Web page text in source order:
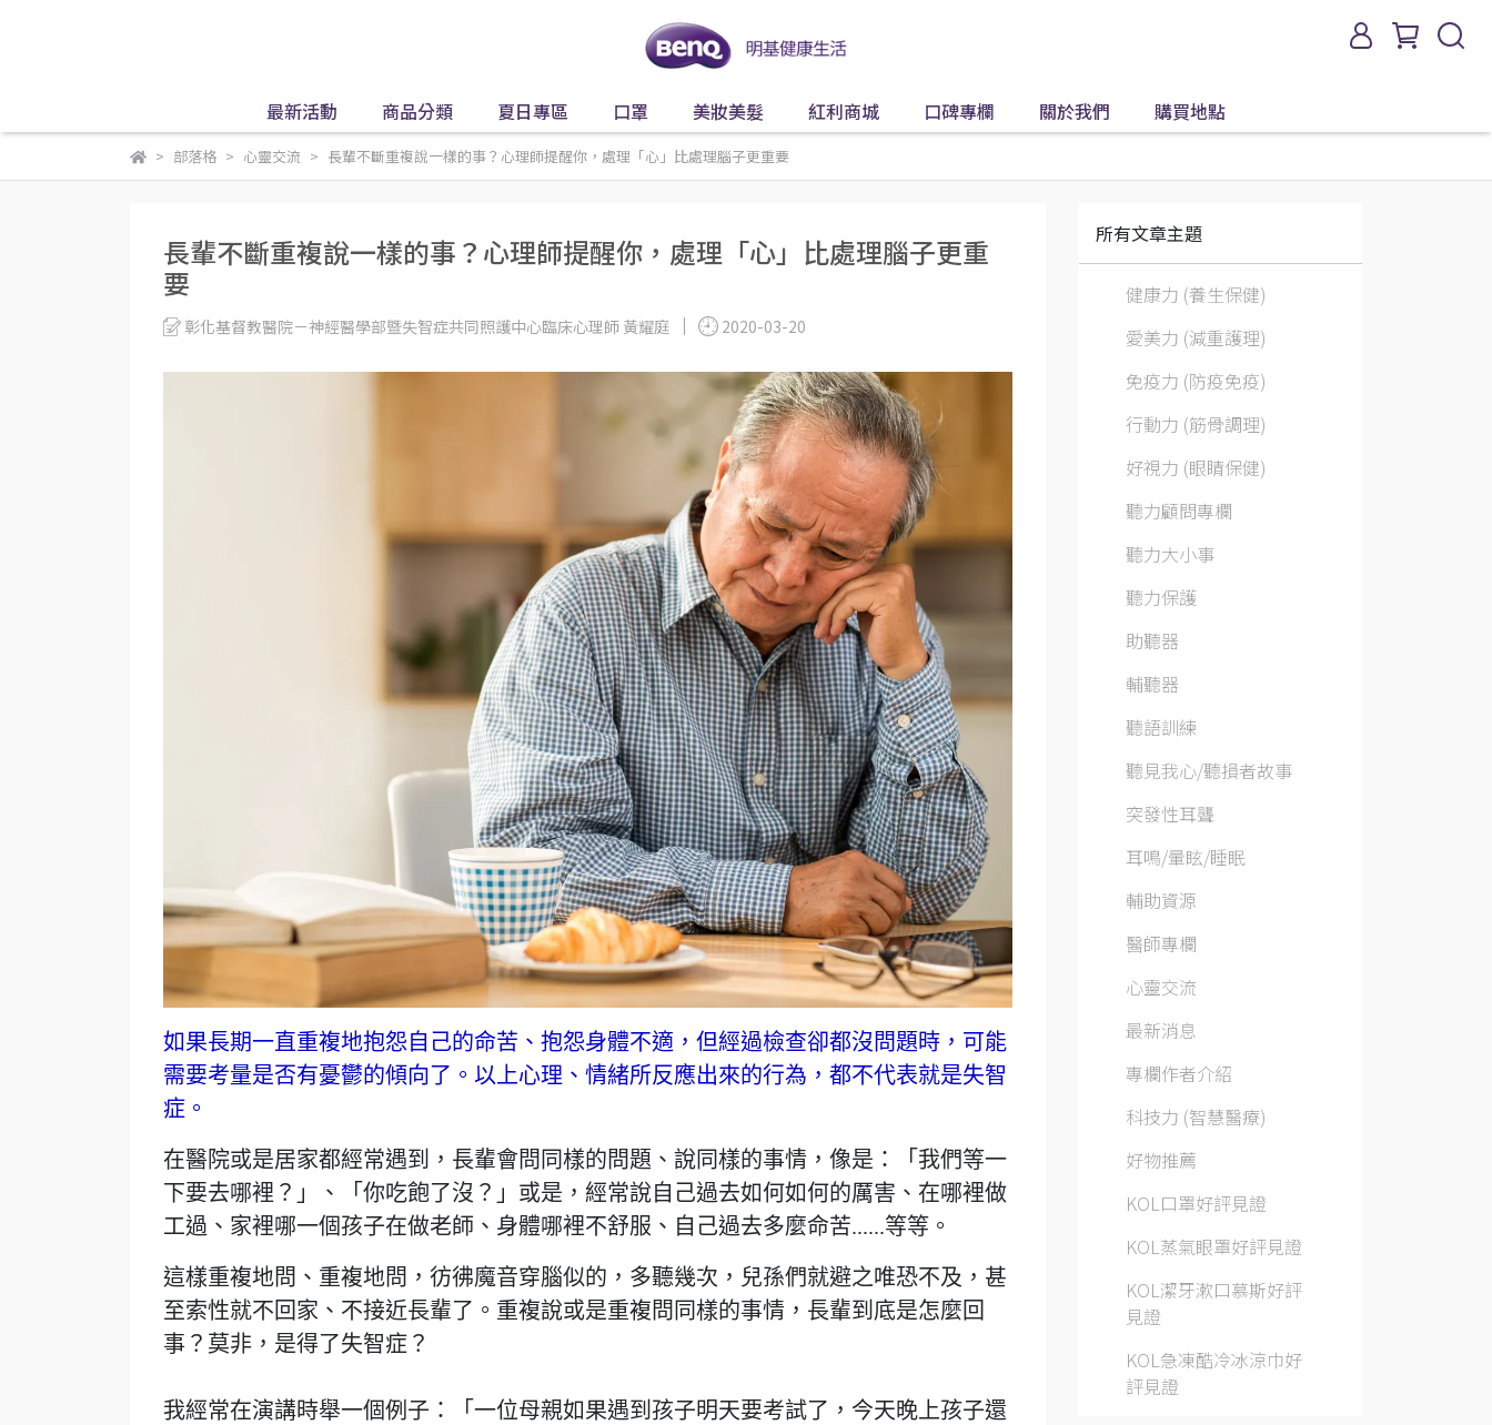
最新活動 商品分類 夏日專區 口罩 美妝美髮 紅利商城 口碑專欄 關於我們 購買地點
部落格 心靈交流 長輩不斷重複說一樣的事？心理師提醒你，處理「心」比處理腦子更重要
長輩不斷重複說一樣的事？心理師提醒你，處理「心」比處理腦子更重
要
彰化基督教醫院－神經醫學部暨失智症共同照護中心臨床心理師 黃耀庭 2020-03-20
如果長期一直重複地抱怨自己的命苦、抱怨身體不適，但經過檢查卻都沒問題時，可能
需要考量是否有憂鬱的傾向了。以上心理、情緒所反應出來的行為，都不代表就是失智
症。
在醫院或是居家都經常遇到，長輩會問同樣的問題、說同樣的事情，像是：「我們等一
下要去哪裡？」、「你吃飽了沒？」或是，經常說自己過去如何如何的厲害、在哪裡做
工過、家裡哪一個孩子在做老師、身體哪裡不舒服、自己過去多麼命苦......等等。
這樣重複地問、重複地問，彷彿魔音穿腦似的，多聽幾次，兒孫們就避之唯恐不及，甚
至索性就不回家、不接近長輩了。重複說或是重複問同樣的事情，長輩到底是怎麼回
事？莫非，是得了失智症？
我經常在演講時舉一個例子：「一位母親如果遇到孩子明天要考試了，今天晚上孩子還
所有文章主題
健康力 (養生保健)
愛美力 (減重護理)
免疫力 (防疫免疫)
行動力 (筋骨調理)
好視力 (眼睛保健)
聽力顧問專欄
聽力大小事
聽力保護
助聽器
輔聽器
聽語訓練
聽見我心/聽損者故事
突發性耳聾
耳鳴/暈眩/睡眠
輔助資源
醫師專欄
心靈交流
最新消息
專欄作者介紹
科技力 (智慧醫療)
好物推薦
KOL口罩好評見證
KOL蒸氣眼罩好評見證
KOL潔牙漱口慕斯好評
見證
KOL急凍酷冷冰涼巾好
評見證